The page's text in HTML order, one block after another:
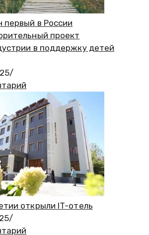
первый в России
проект
в поддержку детей
/
открыли IT-отель
/